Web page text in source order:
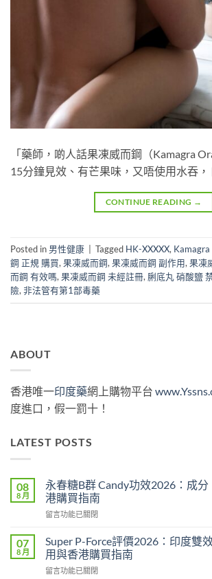
「藥師，啲人話果凍威而鋼（Kamagra
15分鐘見效、有芒果味，又唔使用水吞
CONTINUE READING →
Posted in 男性健康 Tagged HK-XXXXX,
鋼 正規 購買, 果凍威而鋼, 果凍威而鋼 副作用, 果凍
而鋼 有效嗎, 果凍威而鋼 未經註冊, 脷底丸 硝酸鹽
險, 非法管有第1部毒藥
ABOUT
香港唯一印度藥網上購物平台
度進口，假一罰十！
LATEST POSTS
08
8 月
永春糖B群 Candy功效2026：成
港購買指南
在
春
糖
B
群
留言功能已關閉
07
8 月
Super P-Force評價2026：印度雙
用與香港購買指南
在
留言功能已關閉